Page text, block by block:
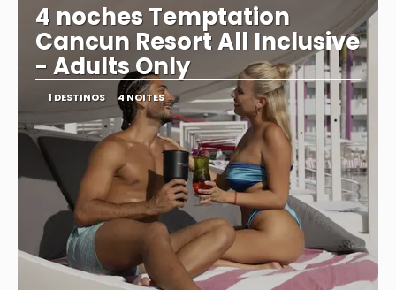
4 noches Temptation
Cancun Resort All Inclusive
- Adults Only
1 DESTINOS 4 NOITES